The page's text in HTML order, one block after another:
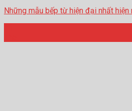
Những mẫu bếp từ hiện đại nhất